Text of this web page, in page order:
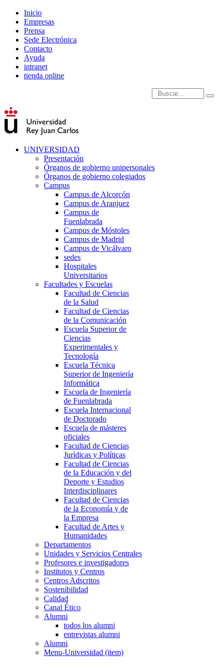
Inicio
Empresas
Prensa
Sede Electrónica
Contacto
Ayuda
intranet
tienda online
Introduce términos de
UNIVERSIDAD
Presentación
Órganos de gobierno unipersonales
Órganos de gobierno colegiados
Campus
Campus de Alcorcón
Campus de Aranjuez
Campus de
Fuenlabrada
Campus de Móstoles
Campus de Madrid
Campus de Vicálvaro
sedes
Hospitales
Universitarios
Facultades y Escuelas
Facultad de Ciencias
de la Salud
Facultad de Ciencias
de la Comunicación
Escuela Superior de
Ciencias
Experimentales y
Tecnología
Escuela Técnica
Superior de Ingeniería
Informática
Escuela de Ingeniería
de Fuenlabrada
Escuela Internacional
de Doctorado
Escuela de másteres
oficiales
Facultad de Ciencias
Jurídicas y Políticas
Facultad de Ciencias
de la Educación y del
Deporte y Estudios
Interdisciplinares
Facultad de Ciencias
de la Economía y de
la Empresa
Facultad de Artes y
Humanidades
Departamentos
Unidades y Servicios Centrales
Profesores e investigadores
Institutos y Centros
Centros Adscritos
Sostenibilidad
Calidad
Canal Ético
Alumni
todos los alumni
entrevistas alumni
Alumni
Menu-Universidad (item)